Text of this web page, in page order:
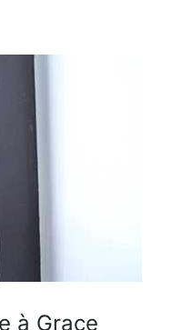
à Grace